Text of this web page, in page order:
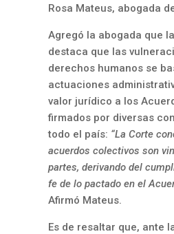
Rosa Mateus, abogada
Agregó la abogada que
destaca que las
derechos humanos se
actuaciones
valor jurídico a los
firmados por diversas
todo el país: “La Corte
acuerdos colectivos son
partes, derivando del
fe de lo pactado en el
Afirmó Mateus.
Es de resaltar que, ante